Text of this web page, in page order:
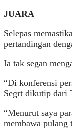
JUARA
Selepas
pertandingan
Ia tak segan
“Di konferensi
Segrt dikutip dari
“Menurut saya
membawa pulang